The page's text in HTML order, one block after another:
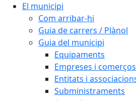
El municipi
Com arribar-hi
Guia de carrers / Plànol
Guia del municipi
Equipaments
Empreses i comerços
Entitats i
Subministraments